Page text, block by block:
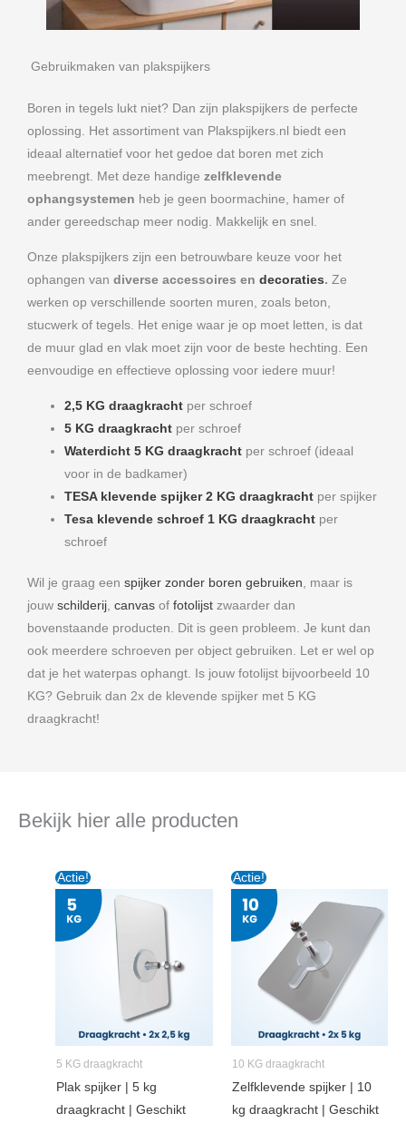
Gebruikmaken van plakspijkers
Boren in tegels lukt niet? Dan zijn plakspijkers de perfecte
oplossing. Het assortiment van Plakspijkers.nl biedt een
ideaal alternatief voor het gedoe dat boren met zich
meebrengt. Met deze handige zelfklevende
ophangsystemen heb je geen boormachine, hamer of
ander gereedschap meer nodig. Makkelijk en snel.
Onze plakspijkers zijn een betrouwbare keuze voor het
ophangen van diverse accessoires en decoraties. Ze
werken op verschillende soorten muren, zoals beton,
stucwerk of tegels. Het enige waar je op moet letten, is dat
de muur glad en vlak moet zijn voor de beste hechting. Een
eenvoudige en effectieve oplossing voor iedere muur!
2,5 KG draagkracht per schroef
5 KG draagkracht per schroef
Waterdicht 5 KG draagkracht per schroef (ideaal
voor in de badkamer)
TESA klevende spijker 2 KG draagkracht per spijker
Tesa klevende schroef 1 KG draagkracht per
schroef
Wil je graag een spijker zonder boren gebruiken, maar is
jouw schilderij, canvas of fotolijst zwaarder dan
bovenstaande producten. Dit is geen probleem. Je kunt dan
ook meerdere schroeven per object gebruiken. Let er wel op
dat je het waterpas ophangt. Is jouw fotolijst bijvoorbeeld 10
KG? Gebruik dan 2x de klevende spijker met 5 KG
draagkracht!
Bekijk hier alle producten
Actie!
5 KG draagkracht
Plak spijker | 5 kg
draagkracht | Geschikt
Oorspronkelijke
prijs
was:
€5,95.
is:
€4,95.
Actie!
10 KG draagkracht
Zelfklevende spijker | 10
kg draagkracht | Geschikt
Oorspronkelijke
prijs
was:
€6,75.
€5,45.